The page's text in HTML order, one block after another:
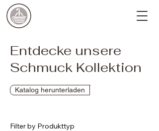
Entdecke unsere
Schmuck Kollektion
Katalog herunterladen
Filter by Produkttyp